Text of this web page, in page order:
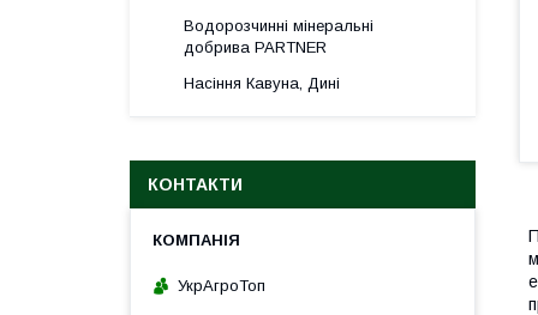
Водорозчинні мінеральні
добрива PARTNER
Насіння Кавуна, Дині
КОНТАКТИ
УкрАгроТоп